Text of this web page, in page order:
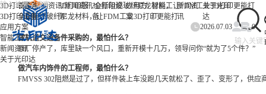
3D打印服
务
3D打印设
备
应用方
案
智能工
厂
新闻资
讯
关于光印
达
3D打印服务
3D打印设备
应用方案
智能工厂
新闻资讯
关于光印达
首页/新闻资讯/新闻资讯/全新阻燃玻纤尼龙材料，让FDM工业3D打印更能打
全新阻燃玻纤尼龙材料，让FDM工业3D打印更能打
2026.07.03
0
做轨道交通备件采购的，最怕什么？
原厂停产了，库里缺一个风口，重新开模十几万，领导问你“就为了5个件？”
做汽车内饰件的工程师，最怕什么？
FMVSS 302阻燃是过了，但样件装上车没跑几天就松了、歪了、变形了，供应